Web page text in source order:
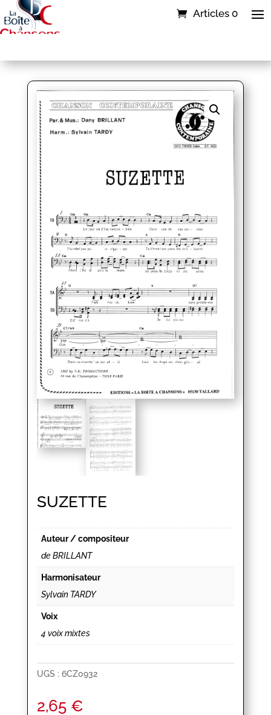
Articles 0
SUZETTE
Auteur / compositeur
de BRILLANT
Harmonisateur
Sylvain TARDY
Voix
4 voix mixtes
UGS : 6CZ0932
2,65 €